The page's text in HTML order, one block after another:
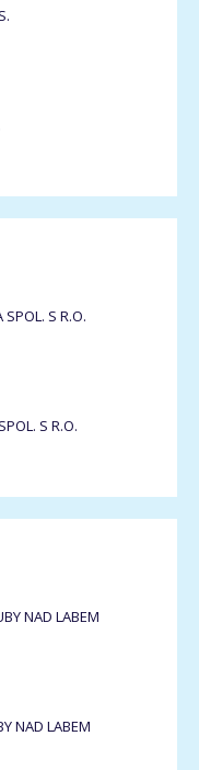
S R.O.
NAD LABEM